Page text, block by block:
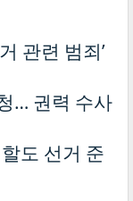
관련 범죄’
… 권력 수사
도 선거 준